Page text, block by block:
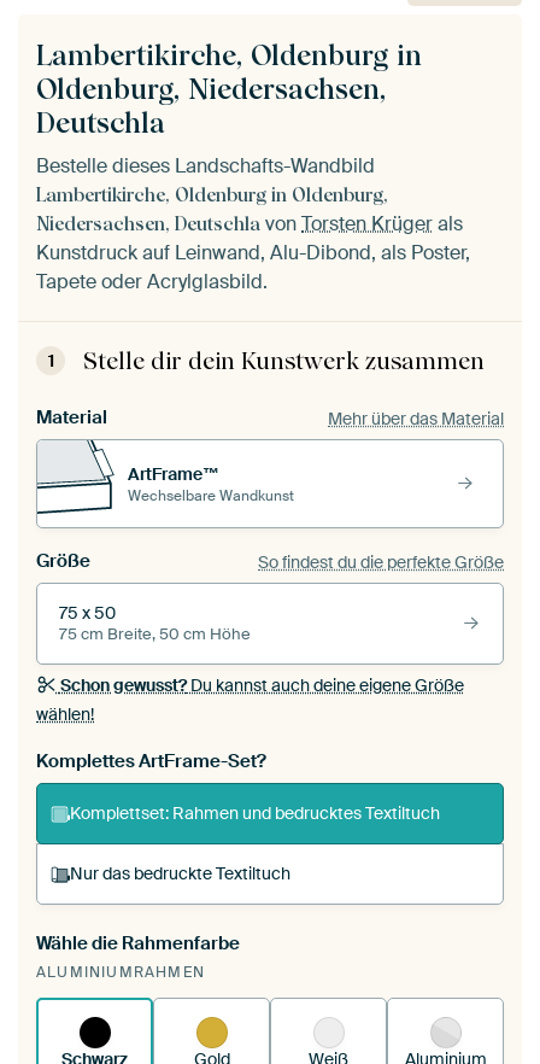
Lambertikirche, Oldenburg in
Oldenburg, Niedersachsen,
Deutschla
Bestelle dieses Landschafts-Wandbild
Lambertikirche, Oldenburg in Oldenburg,
Niedersachsen, Deutschla vonTorsten Krügerals
Kunstdruck auf Leinwand, Alu-Dibond, als Poster,
Tapete oder Acrylglasbild.
1 Stelle dir dein Kunstwerk zusammen
Material Mehr über das Material
ArtFrame™
Wechselbare Wandkunst
Größe So findest du die perfekte Größe
75 x 50
75 cm Breite, 50 cm Höhe
Schon gewusst?Du kannst auch deine eigene Größe
wählen!
Komplettes ArtFrame-Set?
Komplettset: Rahmen und bedrucktes Textiltuch
Nur das bedruckte Textiltuch
Du spannst einen wechselbaren Textiltuch in
deinen vorhandenen ArtFrame™.
funktioniert es.
Wähle die Rahmenfarbe
ALUMINIUMRAHMEN